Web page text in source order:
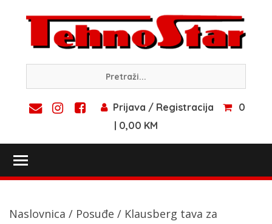
content
Prijava / Registracija
0
| 0,00 KM
Naslovnica / Posuđe / Klausberg tava za